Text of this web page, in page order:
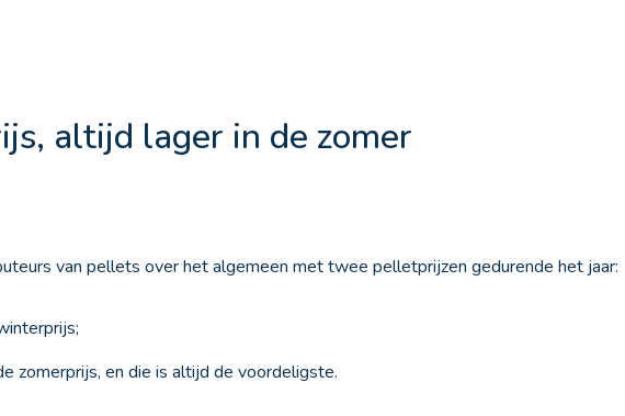
altijd lager in de zomer
van pellets over het algemeen met twee pelletprijzen gedurende het jaar:
zomerprijs, en die is altijd de voordeligste.